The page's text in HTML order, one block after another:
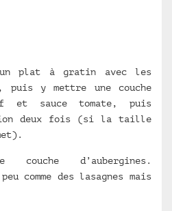
plat à gratin avec les
puis y mettre une couche
et sauce tomate, puis
deux fois (si la taille
d’aubergines.
comme des lasagnes mais